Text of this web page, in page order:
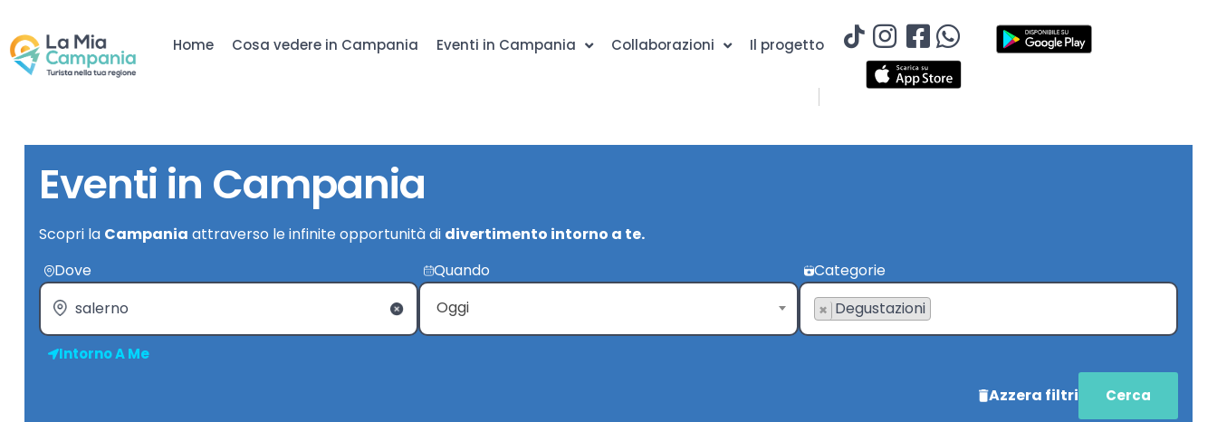
Home Cosa vedere in Campania Eventi in Campania Collaborazioni Il progetto
Eventi in Campania
Scopri la Campania attraverso le infinite opportunità di divertimento intorno a te.
Dove
Intorno A Me
Quando
Oggi
Categorie
× Degustazioni
Azzera filtri